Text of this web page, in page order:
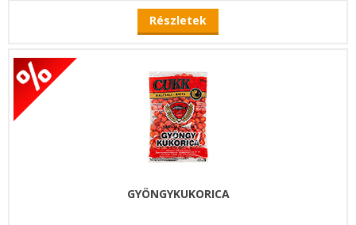
Részletek
GYÖNGYKUKORICA